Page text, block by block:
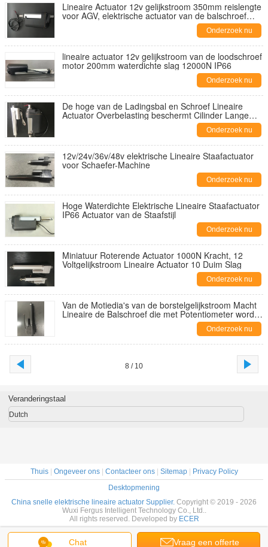
Lineaire Actuator 12v gelijkstroom 350mm reislengte
voor AGV, elektrische actuator van de balschroef
Onderzoek nu
lineaire actuator 12v gelijkstroom van de loodschroef
motor 200mm waterdichte slag 12000N IP66
Onderzoek nu
De hoge van de Ladingsbal en Schroef Lineaire
Actuator Overbelasting beschermt Cilinder Lange
Onderzoek nu
12v/24v/36v/48v elektrische Lineaire Staafactuator
voor Schaefer-Machine
Onderzoek nu
Hoge Waterdichte Elektrische Lineaire Staafactuator
IP66 Actuator van de Staafstijl
Onderzoek nu
Miniatuur Roterende Actuator 1000N Kracht, 12
Voltgelijkstroom Lineaire Actuator 10 Duim Slag
Onderzoek nu
Van de Motiedia's van de borstelgelijkstroom Macht
Lineaire de Balschroef die met Potentiometer wordt
Onderzoek nu
8 / 10
Chat Vraag een offerte
Veranderingstaal
Dutch
Thuis| Ongeveer ons| Contacteer ons| Sitemap|
Privacy Policy
Desktopmening
China snelle elektrische lineaire actuator Supplier. Copyright © 2019 - 2026
Wuxi Fergus Intelligent Technology Co., Ltd..
All rights reserved. Developed by ECER